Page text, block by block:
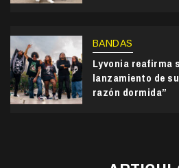
BANDAS
Lyvonia reafirma
lanzamiento de
razón dormida”